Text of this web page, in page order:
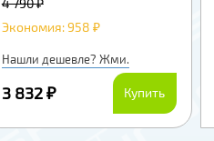
Экономия: 958 ₽
Нашли дешевле? Жми.
3 832 ₽ Купить